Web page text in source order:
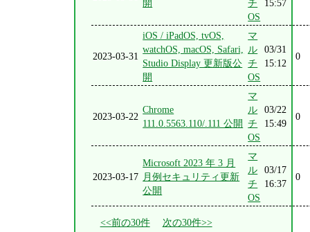
開
チ
OS
15:57
2023-03-31
iOS / iPadOS, tvOS,
watchOS, macOS, Safari,
Studio Display 更新版公
開
マ
ル
チ
OS
03/31
15:12
0
2023-03-22
Chrome
111.0.5563.110/.111 公開
マ
ル
チ
OS
03/22
15:49
0
2023-03-17
Microsoft 2023 年 3 月
月例セキュリティ更新
公開
マ
ル
チ
OS
03/17
16:37
0
<<前の30件 次の30件>>